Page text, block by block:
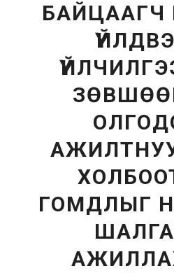
БАЙЦААГЧ
ГОМДЛЫГ